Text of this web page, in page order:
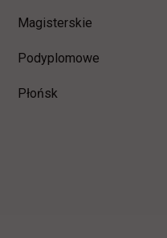
Magisterskie
Podyplomowe
Płońsk